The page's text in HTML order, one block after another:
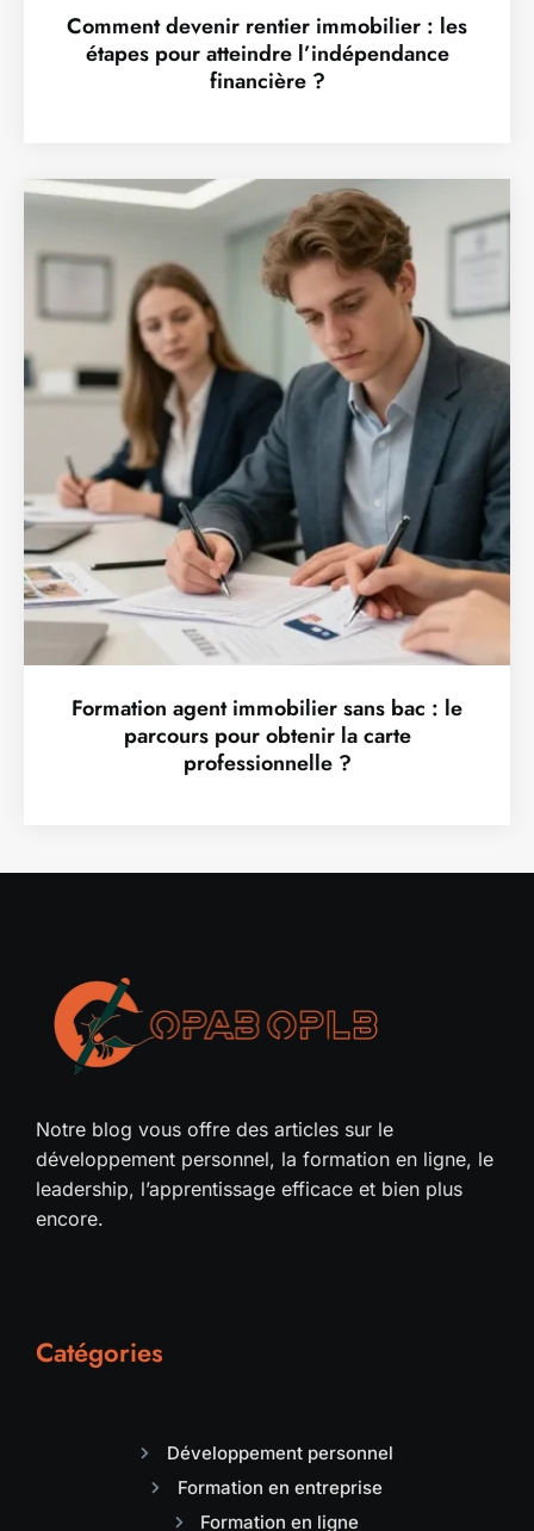
Comment devenir rentier immobilier : les
étapes pour atteindre l’indépendance
financière ?
Formation agent immobilier sans bac : le
parcours pour obtenir la carte
professionnelle ?
Notre blog vous offre des articles sur le
développement personnel, la formation en ligne, le
leadership, l’apprentissage efficace et bien plus
encore.
Catégories
Développement personnel
Formation en entreprise
Formation en ligne